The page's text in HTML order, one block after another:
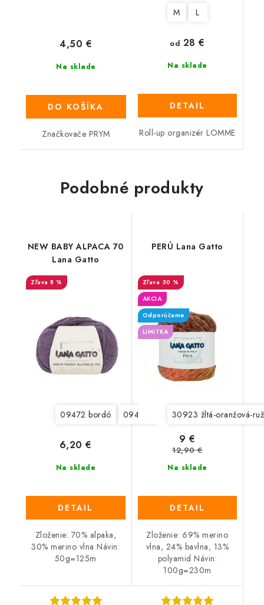
Na sklade
4,50 €
DO KOŠÍKA
Značkovače PRYM
M L
Na sklade
od 28 €
DETAIL
Roll-up organizér LOMME
Podobné produkty
NEW BABY ALPACA 70
Lana Gatto
8 %
09472 bordó 09475 šedá 09476 tmavá šedá
Na sklade
6,20 €
DETAIL
Zloženie: 70% alpaka,
30% merino vlna Návin:
50g=125m
PERÚ Lana Gatto
30 %
AKCIA
Odporúčame
LIMITKA
30923 žltá-oranžová-
Na sklade
9 €
12,90 €
DETAIL
Zloženie: 69% merino
vlna, 24% bavlna, 13%
polyamid Návin:
100g=230m